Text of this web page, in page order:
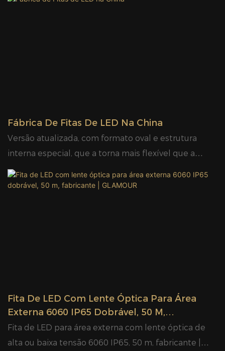
Fábrica De Fitas De LED Na China
Versão atualizada, com formato oval e estrutura
interna especial, que a torna mais flexível que a
versão anterior.
Fita De LED Com Lente Óptica Para Área
Externa 6060 IP65 Dobrável, 50 M,
Fabricante | GLAMOUR
Fita de LED para área externa com lente óptica de
alta ou baixa tensão 6060 IP65, 50 m, fabricante |